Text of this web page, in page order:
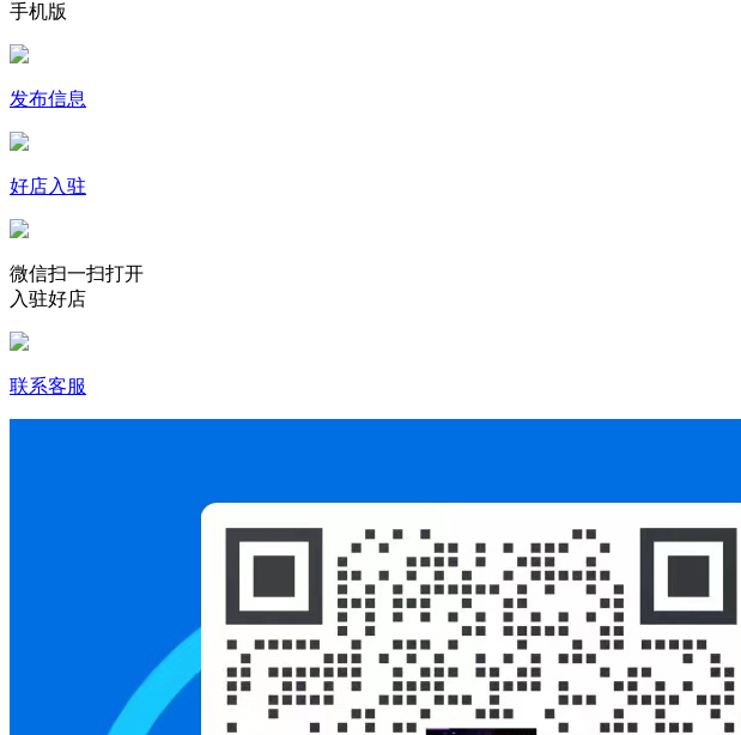
手机版
发布信息
好店入驻
微信扫一扫打开
入驻好店
联系客服